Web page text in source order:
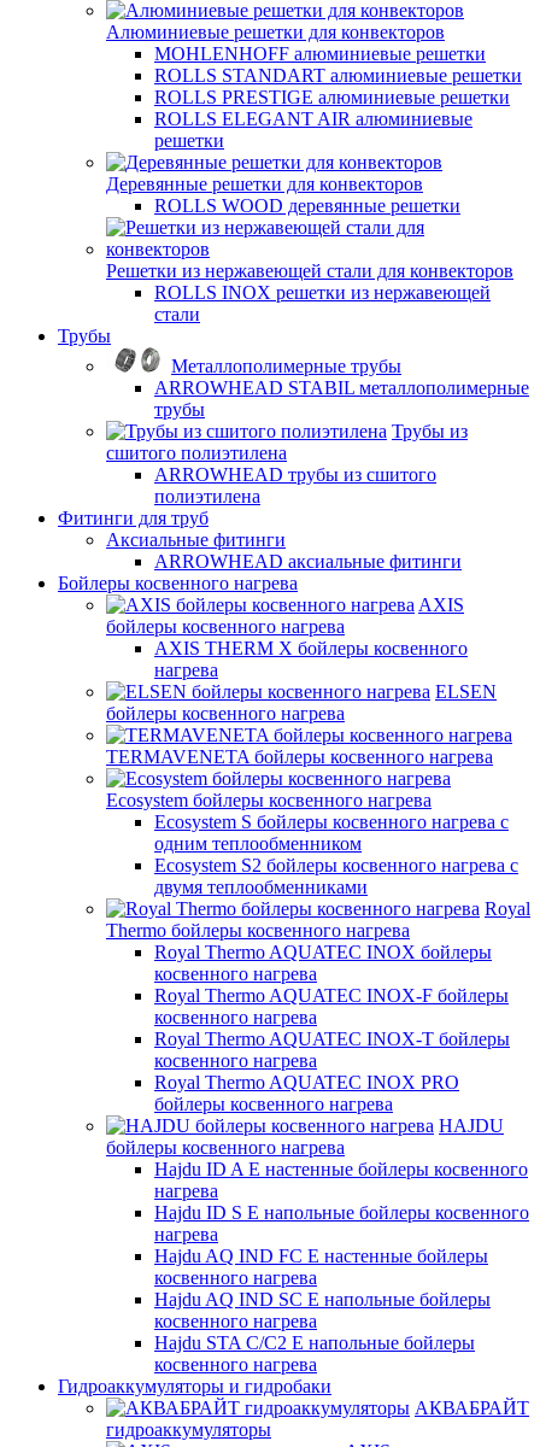
Алюминиевые решетки для конвекторов
MOHLENHOFF алюминиевые решетки
ROLLS STANDART алюминиевые решетки
ROLLS PRESTIGE алюминиевые решетки
ROLLS ELEGANT AIR алюминиевые
решетки
Деревянные решетки для конвекторов
ROLLS WOOD деревянные решетки
Решетки из нержавеющей стали для конвекторов
ROLLS INOX решетки из нержавеющей
стали
Трубы
Металлополимерные трубы
ARROWHEAD STABIL металлополимерные
трубы
Трубы из
сшитого полиэтилена
ARROWHEAD трубы из сшитого
полиэтилена
Фитинги для труб
Аксиальные фитинги
ARROWHEAD аксиальные фитинги
Бойлеры косвенного нагрева
AXIS
бойлеры косвенного нагрева
AXIS THERM X бойлеры косвенного
нагрева
ELSEN
бойлеры косвенного нагрева
TERMAVENETA бойлеры косвенного нагрева
Ecosystem бойлеры косвенного нагрева
Ecosystem S бойлеры косвенного нагрева с
одним теплообменником
Ecosystem S2 бойлеры косвенного нагрева с
двумя теплообменниками
Royal
Thermo бойлеры косвенного нагрева
Royal Thermo AQUATEC INOX бойлеры
косвенного нагрева
Royal Thermo AQUATEC INOX-F бойлеры
косвенного нагрева
Royal Thermo AQUATEC INOX-T бойлеры
косвенного нагрева
Royal Thermo AQUATEC INOX PRO
бойлеры косвенного нагрева
HAJDU
бойлеры косвенного нагрева
Hajdu ID A E настенные бойлеры косвенного
нагрева
Hajdu ID S E напольные бойлеры косвенного
нагрева
Hajdu AQ IND FC E настенные бойлеры
косвенного нагрева
Hajdu AQ IND SC E напольные бойлеры
косвенного нагрева
Hajdu STA C/C2 E напольные бойлеры
косвенного нагрева
Гидроаккумуляторы и гидробаки
АКВАБРАЙТ
гидроаккумуляторы